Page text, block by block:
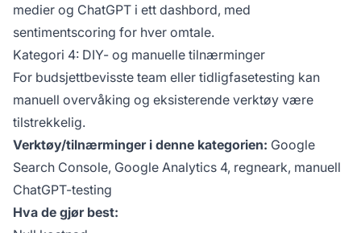
medier og ChatGPT i ett dashbord, med
sentimentscoring for hver omtale.
Kategori 4: DIY- og manuelle tilnærminger
For budsjettbevisste team eller tidligfasetesting kan
manuell overvåking og eksisterende verktøy være
tilstrekkelig.
Verktøy/tilnærminger i denne kategorien: Google
Search Console, Google Analytics 4, regneark, manuell
ChatGPT-testing
Hva de gjør best: